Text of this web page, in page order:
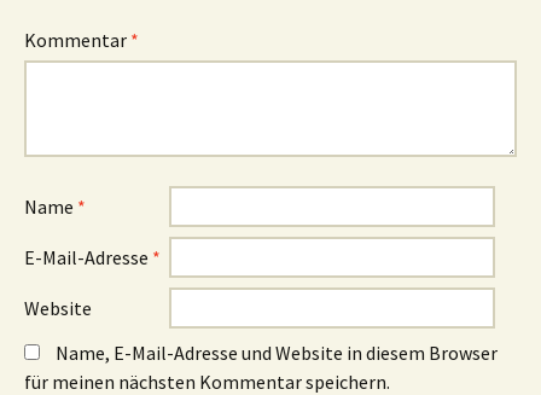
Kommentar *
Name *
E-Mail-Adresse *
Website
Name, E-Mail-Adresse und Website in diesem Browser
für meinen nächsten Kommentar speichern.